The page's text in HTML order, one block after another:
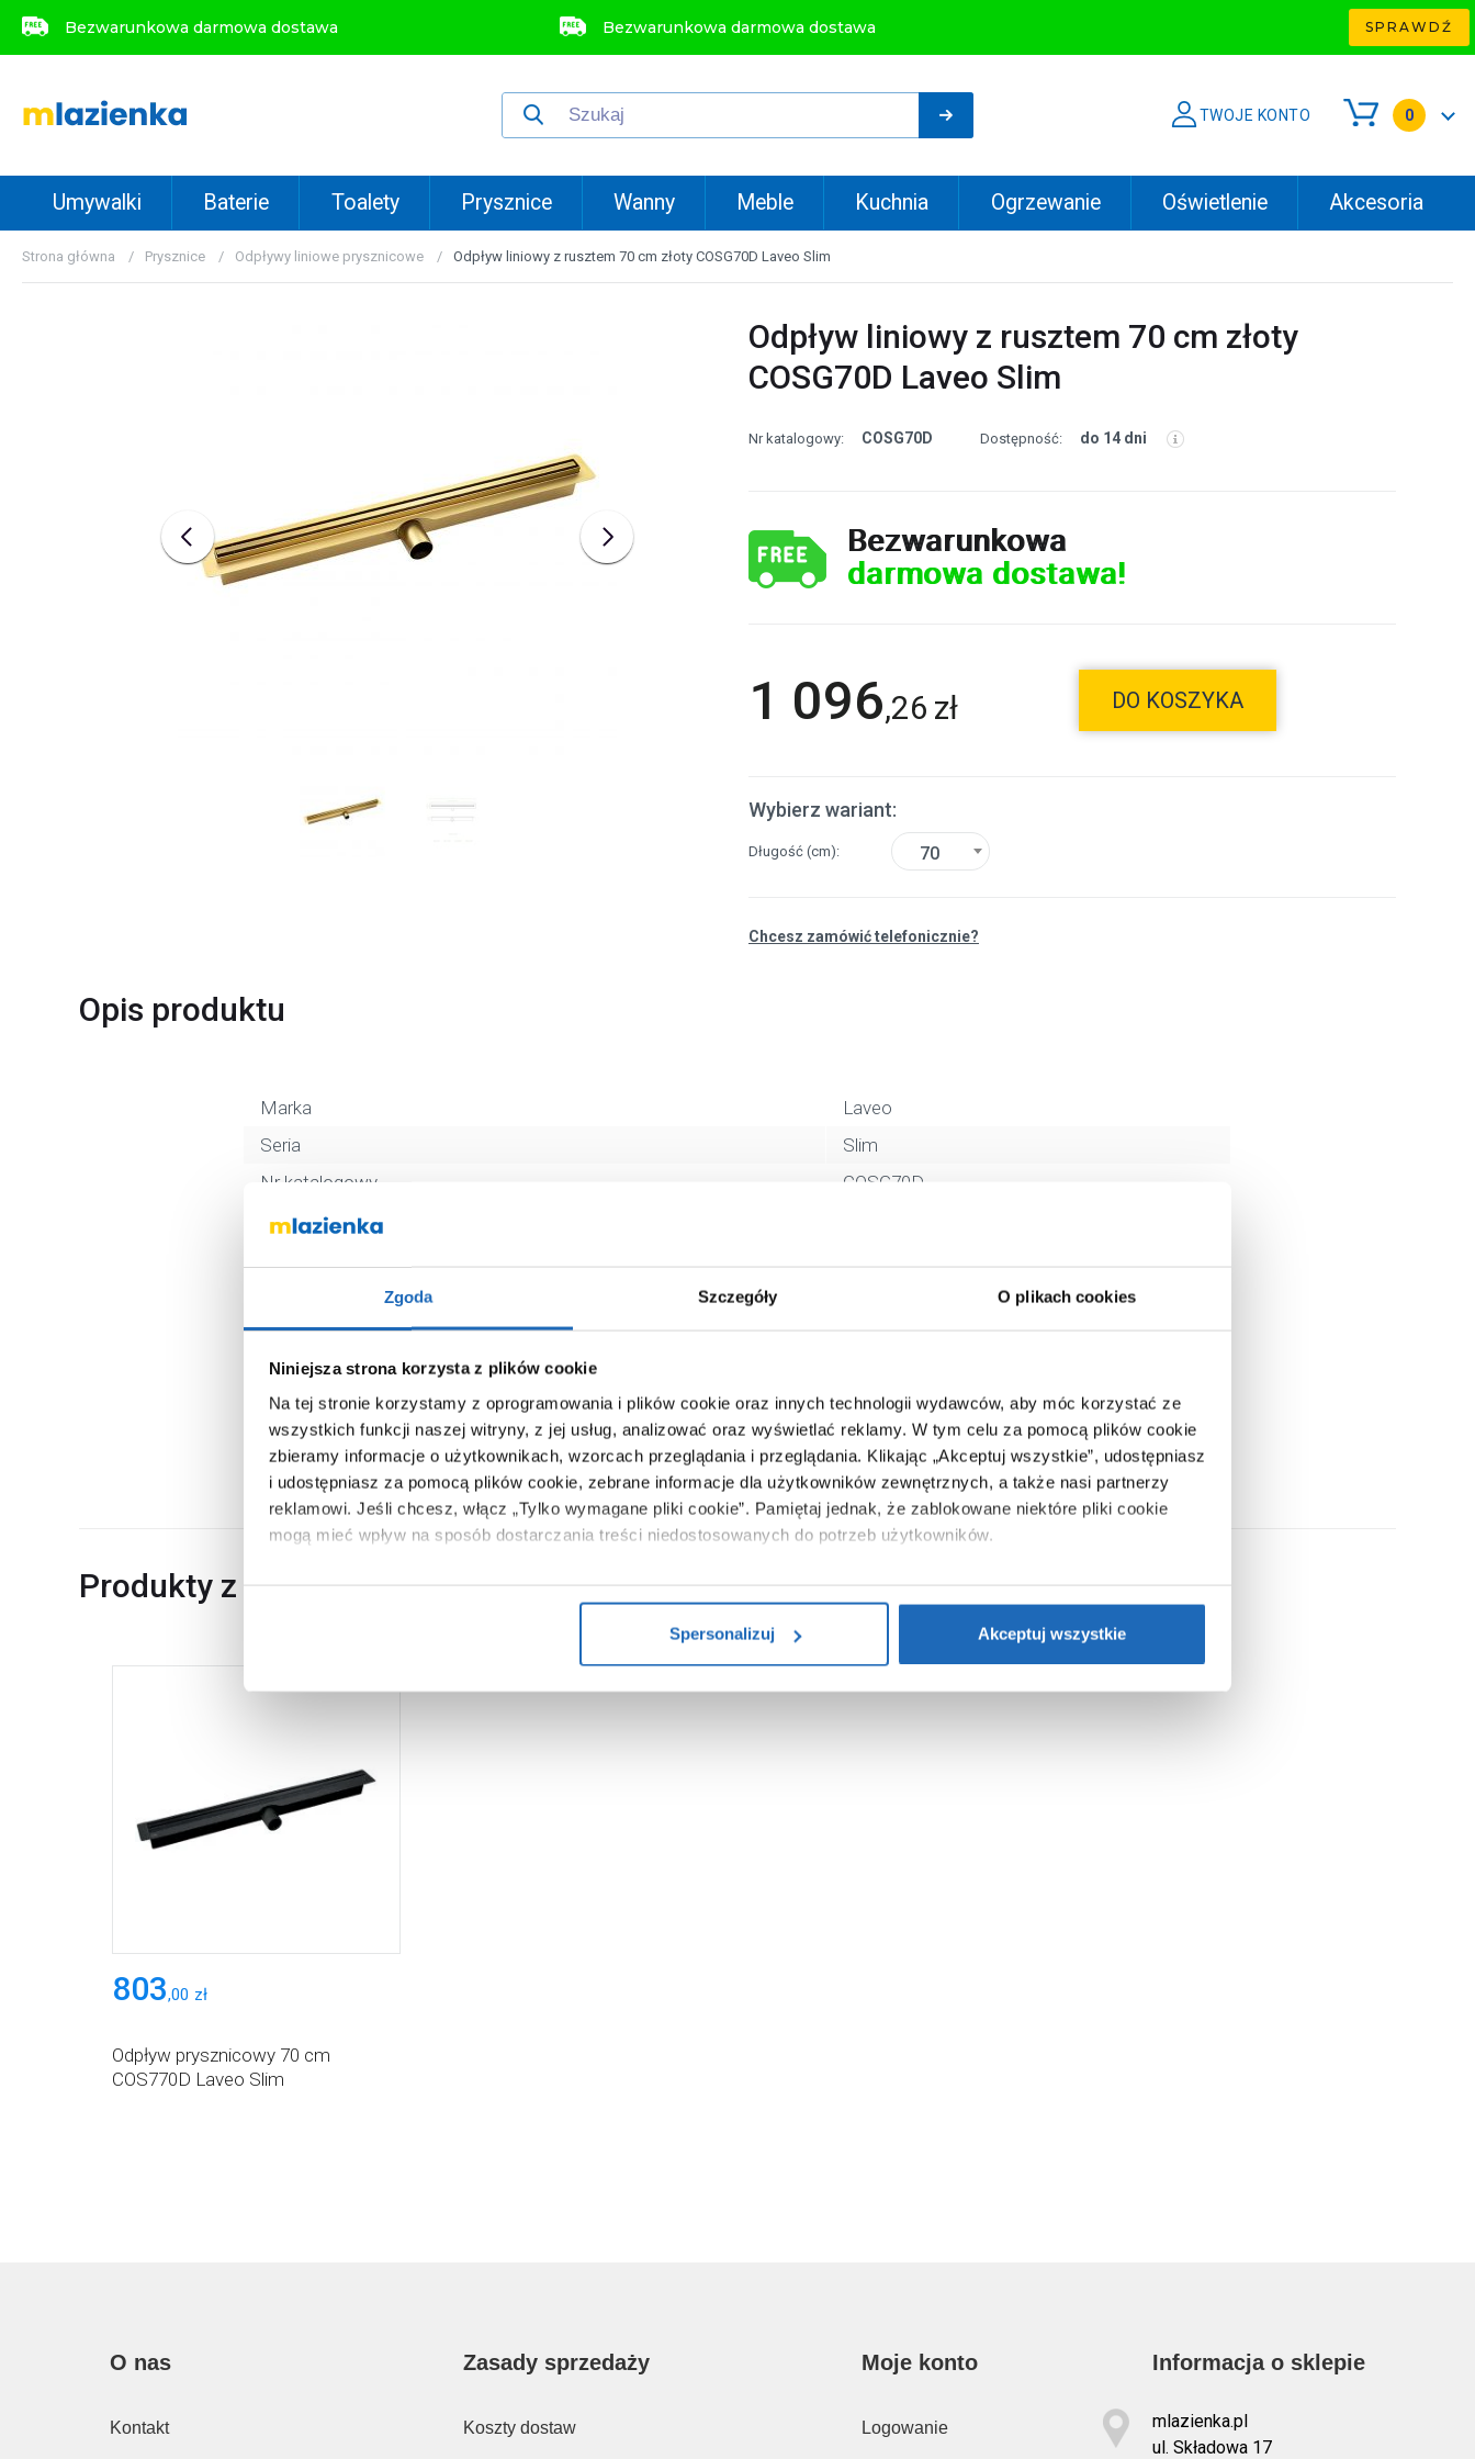
Zgoda Szczegóły O plikach cookies
Niniejsza strona korzysta z plików cookie
Na tej stronie korzystamy z oprogramowania i plików cookie oraz innych technologii wydawców, aby móc korzystać ze
wszystkich funkcji naszej witryny, z jej usług, analizować oraz wyświetlać reklamy. W tym celu za pomocą plików cookie
zbieramy informacje o użytkownikach, wzorcach przeglądania i przeglądania. Klikając „Akceptuj wszystkie”, udostępniasz
i udostępniasz za pomocą plików cookie, zebrane informacje dla użytkowników zewnętrznych, a także nasi partnerzy
reklamowi. Jeśli chcesz, włącz „Tylko wymagane pliki cookie”. Pamiętaj jednak, że zablokowane niektóre pliki cookie
mogą mieć wpływ na sposób dostarczania treści niedostosowanych do potrzeb użytkowników.
Aby uzyskać więcej informacji na temat plików plików cookie, kliknij „Ustawienia plików cookie”.Jeśli chcesz uzyskać
Spersonalizuj
Akceptuj wszystkie
Bezwarunkowa darmowa dostawa Bezwarunkowa darmowa dostawa SPRAWDŹ
TWOJE KONTO 0
Umywalki Baterie Toalety Prysznice Wanny Meble Kuchnia Ogrzewanie Oświetlenie Akcesoria
Strona główna Prysznice Odpływy liniowe prysznicowe Odpływ liniowy z rusztem 70 cm złoty COSG70D Laveo Slim
Odpływ liniowy z rusztem 70 cm złoty
COSG70D Laveo Slim
Nr katalogowy: COSG70D Dostępność: do 14 dni
Bezwarunkowa
darmowa dostawa!
1 096,26 zł DO KOSZYKA
Wybierz wariant:
Długość (cm) 70
Chcesz zamówić telefonicznie?
Opis produktu
Marka
Laveo
Seria
Slim
Nr katalogowy
COSG70D
Rodzaj
Kod EAN
5907791190222
Wymiary z opakowaniem
Waga z opakowaniem
2,38 kg
Dane producenta
Zobacz
Produkty z serii
803,00 zł
Odpływ prysznicowy 70 cm
COS770D Laveo Slim
O nas
Kontakt
Zasady sprzedaży
Koszty dostaw
Moje konto
Logowanie
Informacja o sklepie
mlazienka.pl
ul. Składowa 17